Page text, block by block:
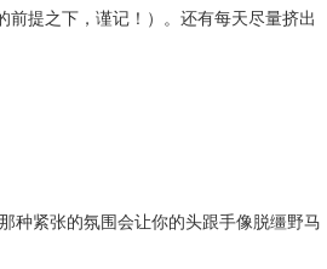
提之下，谨记！）。还有每天尽量挤出
种紧张的氛围会让你的头跟手像脱缰野马